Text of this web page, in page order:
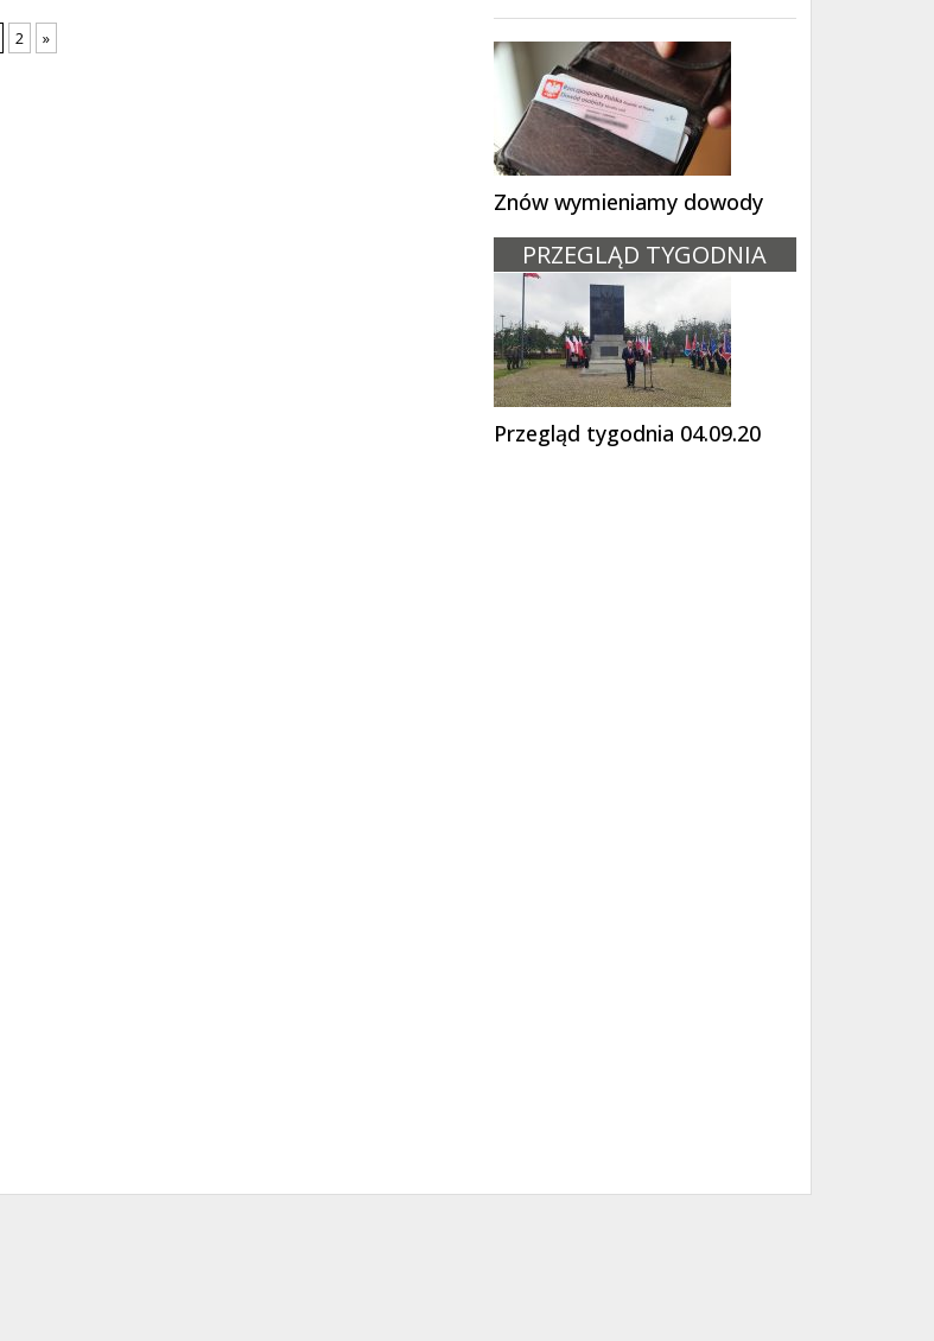
2 »
Znów wymieniamy dowody
PRZEGLĄD TYGODNIA
Przegląd tygodnia 04.09.20